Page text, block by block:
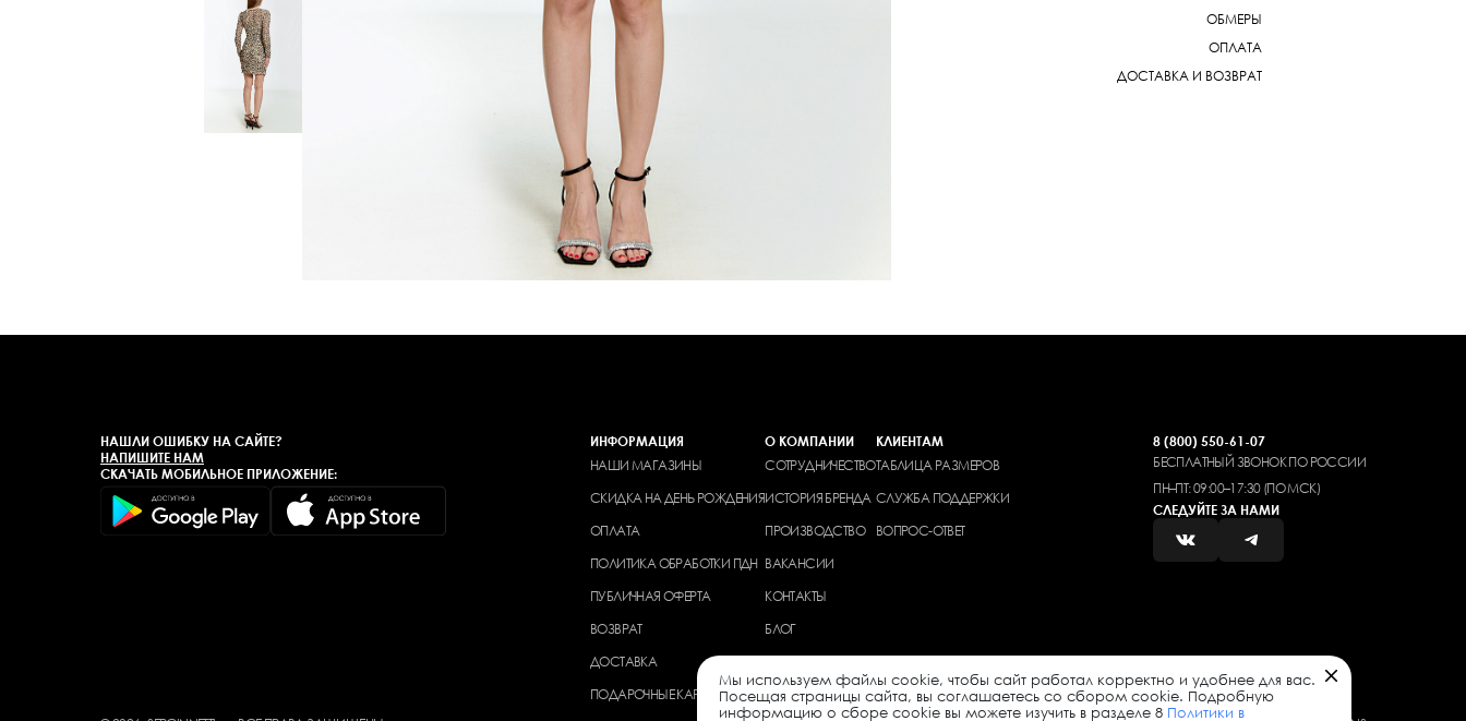
ОБМЕРЫ
ОПЛАТА
ДОСТАВКА И ВОЗВРАТ
НАШЛИ ОШИБКУ НА САЙТЕ?
НАПИШИТЕ НАМ
СКАЧАТЬ МОБИЛЬНОЕ ПРИЛОЖЕНИЕ:
ИНФОРМАЦИЯ
НАШИ МАГАЗИНЫ
СКИДКА НА ДЕНЬ РОЖДЕНИЯ
ОПЛАТА
ПОЛИТИКА ОБРАБОТКИ ПДН
ПУБЛИЧНАЯ ОФЕРТА
ВОЗВРАТ
ДОСТАВКА
ПОДАРОЧНЫЕ КАРТЫ
О КОМПАНИИ
СОТРУДНИЧЕСТВО
ИСТОРИЯ БРЕНДА
ПРОИЗВОДСТВО
ВАКАНСИИ
КОНТАКТЫ
БЛОГ
КЛИЕНТАМ
ТАБЛИЦА РАЗМЕРОВ
СЛУЖБА ПОДДЕРЖКИ
ВОПРОС-ОТВЕТ
8 (800) 550-61-07
БЕСПЛАТНЫЙ ЗВОНОК ПО РОССИИ
ПН–ПТ: 09:00–17:30 (ПО МСК)
СЛЕДУЙТЕ ЗА НАМИ
Мы используем файлы cookie, чтобы сайт работал корректно и удобнее для вас.
Посещая страницы сайта, вы соглашаетесь со сбором cookie. Подробную
информацию о сборе cookie вы можете изучить в разделе 8 Политики в